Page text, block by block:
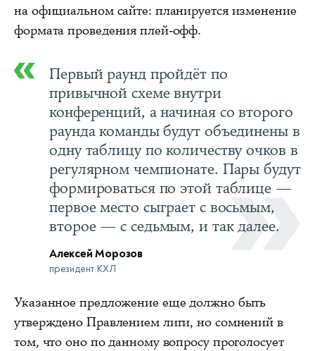
на официальном сайте: планируется изменение
формата проведения плей-офф.
Первый раунд пройдёт по
привычной схеме внутри
конференций, а начиная со второго
раунда команды будут объединены в
одну таблицу по количеству очков в
регулярном чемпионате. Пары будут
формироваться по этой таблице —
первое место сыграет с восьмым,
второе — с седьмым, и так далее.
Алексей Морозов
президент КХЛ
Указанное предложение еще должно быть
утверждено Правлением лиги, но сомнений в
том, что оно по данному вопросу проголосует